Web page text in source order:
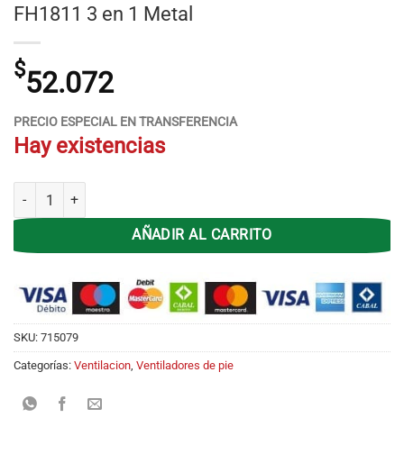
FH1811 3 en 1 Metal
$52.072
PRECIO ESPECIAL EN TRANSFERENCIA
Hay existencias
Ventilador de Pie 18' Kanji Home KJH-FH1811 3 en 1 Metal cantidad
AÑADIR AL CARRITO
SKU: 715079
Categorías: Ventilacion Ventiladores de pie